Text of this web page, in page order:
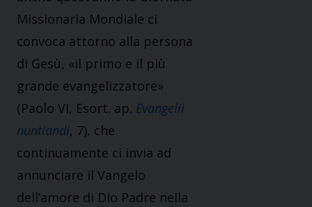
Missionaria Mondiale ci
convoca attorno alla persona
di Gesù, «il primo e il più
grande evangelizzatore»
(Paolo VI, Esort. ap. Evangelii
nuntiandi, 7), che
continuamente ci invia ad
annunciare il Vangelo
dell’amore di Dio Padre nella